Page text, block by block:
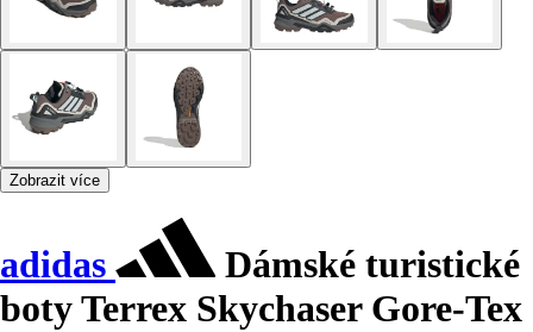
Zobrazit více
adidas
Dámské turistické
boty Terrex Skychaser Gore-Tex